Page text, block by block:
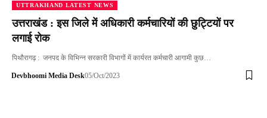
UTTRAKHAND LATEST NEWS
उत्तराखंड : इस जिले में अधिकारी कर्मचारियों की छुट्टियों पर
लगाई रोक
पिथौरागढ़ : जनपद के विभिन्न सरकारी विभागों में कार्यरत कर्मचारी आगामी कुछ…
Devbhoomi Media Desk05/Oct/2023